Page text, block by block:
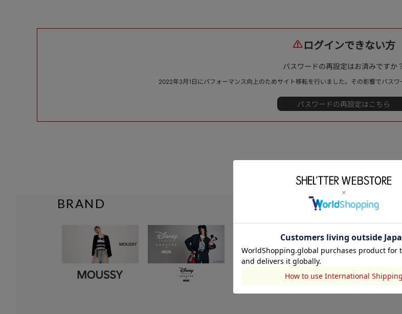
ログインできない方
パスワードの再設定はお済みですか
2022年3月1日にパフォーマンス向上のためサイト移転を行いました。その影響でパスワ
BRAND